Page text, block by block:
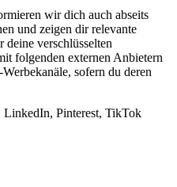
wir dich auch abseits
und zeigen dir relevante
verschlüsselten
folgenden externen Anbietern
sofern du deren
Pinterest, TikTok